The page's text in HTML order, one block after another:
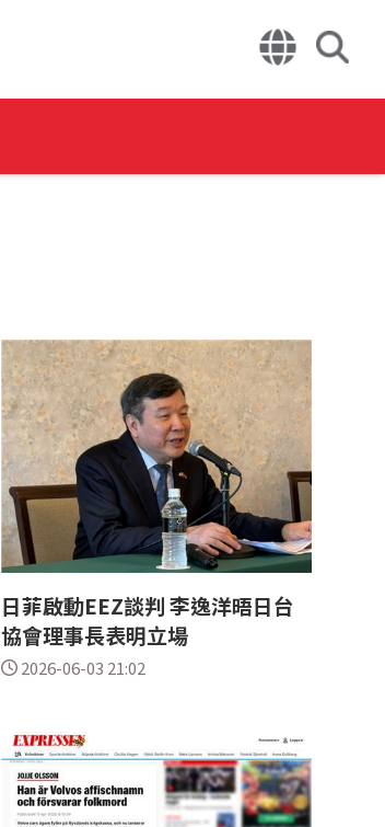
日菲啟動EEZ談判 李逸洋晤日台
協會理事長表明立場
2026-06-03 21:02